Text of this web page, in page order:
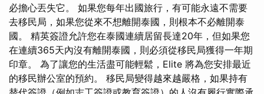
必擔心丟失它。 如果您每年出國旅行，有可能永遠不需要
去移民局，如果您從來不想離開泰國，則根本不必離開泰
國。 精英簽證允許您在泰國連續居留長達20年，但如果您
在連續365天內沒有離開泰國，則必須從移民局獲得一年期
印章。 為了讓您的生活盡可能輕鬆，Elite 將為您安排最近
的移民辦公室的預約。 移民局變得越來越嚴格，如果持有